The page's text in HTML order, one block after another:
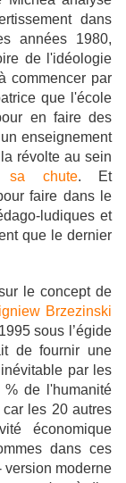
dans
années 1980,
de l'idéologie
commencer par
que l'école
en faire des
enseignement
révolte au sein
sa chute. Et
faire dans le
ludiques et
que le dernier
le concept de
Brzezinski
sous l’égide
de fournir une
par les
% de l'humanité
les 20 autres
économique
dans ces
moderne